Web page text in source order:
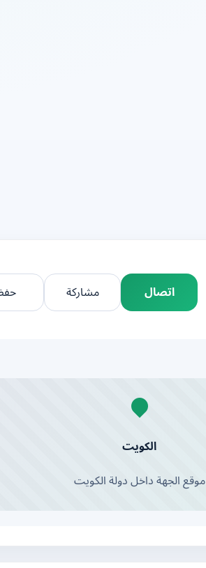
اتصال مشاركة
الكويت
موقع الجهة داخل دولة الكويت